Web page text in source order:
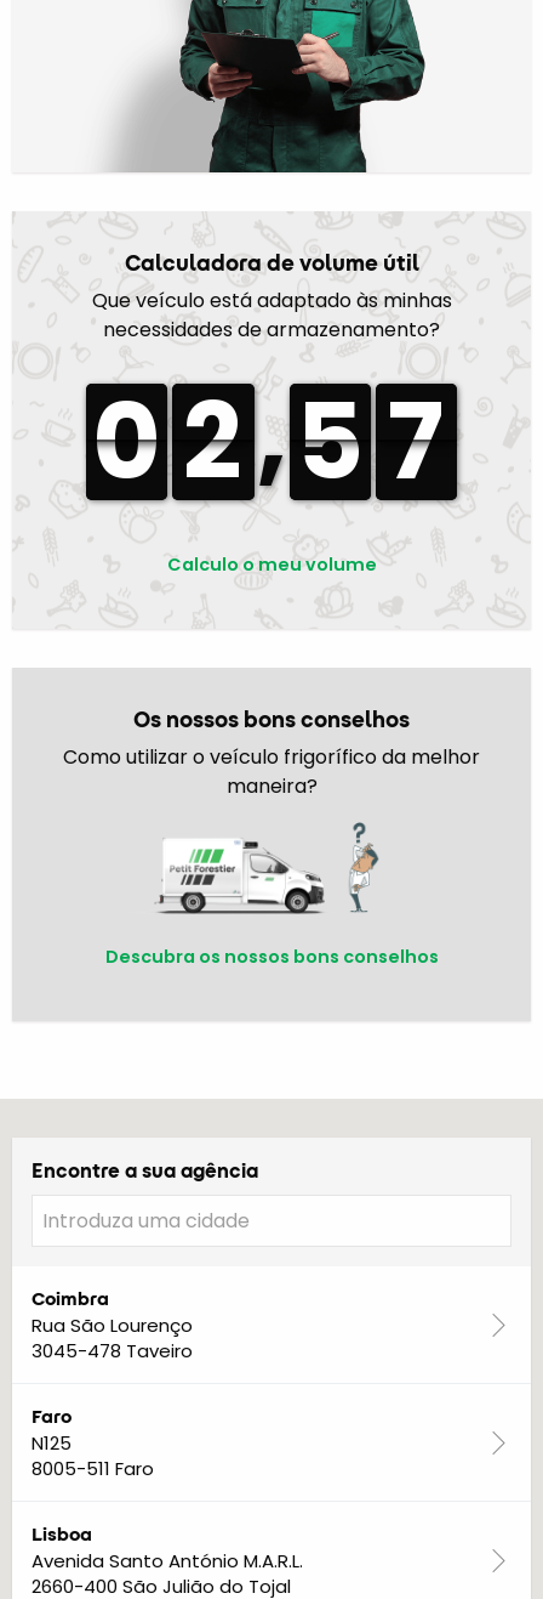
Calculadora de volume útil
Que veículo está adaptado às minhas
necessidades de armazenamento?
7
7
5
5
,
2
2
0
0
Calculo o meu volume
Os nossos bons conselhos
Como utilizar o veículo frigorífico da melhor
maneira?
Descubra os nossos bons conselhos
Encontre a sua agência
Coimbra
Rua São Lourenço
3045-478 Taveiro
Faro
N125
8005-511 Faro
Lisboa
Avenida Santo António M.A.R.L.
2660-400 São Julião do Tojal